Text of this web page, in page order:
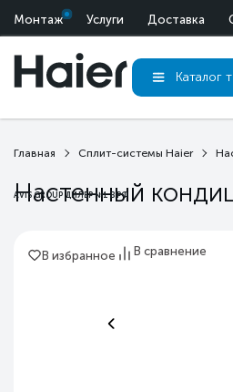
Монтаж Услуги Доставка
AVIS GROUP ДИЛЕР №1 В РФ
Каталог
Главная Сплит-системы Haier
Настенный
В избранное В сравнение